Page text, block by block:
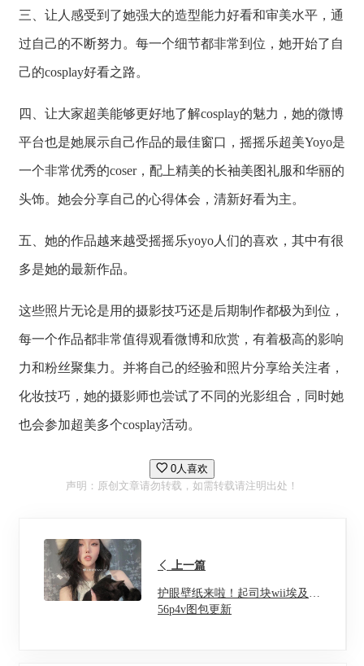
三、让人感受到了她强大的造型能力好看和审美水平，通
过自己的不断努力。每一个细节都非常到位，她开始了自
己的cosplay好看之路。
四、让大家超美能够更好地了解cosplay的魅力，她的微博
平台也是她展示自己作品的最佳窗口，摇摇乐超美Yoyo是
一个非常优秀的coser，配上精美的长袖美图礼服和华丽的
头饰。她会分享自己的心得体会，清新好看为主。
五、她的作品越来越受摇摇乐yoyo人们的喜欢，其中有很
多是她的最新作品。
这些照片无论是用的摄影技巧还是后期制作都极为到位，
每一个作品都非常值得观看微博和欣赏，有着极高的影响
力和粉丝聚集力。并将自己的经验和照片分享给关注者，
化妆技巧，她的摄影师也尝试了不同的光影组合，同时她
也会参加超美多个cosplay活动。
0人喜欢
声明：原创文章请勿转载，如需转载请注明出处！
上一篇
护眼壁纸来啦！起司块wii埃及猫
56p4v图包更新